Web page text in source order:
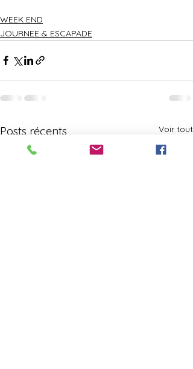
WEEK END
JOURNEE & ESCAPADE
Posts récents Voir tout